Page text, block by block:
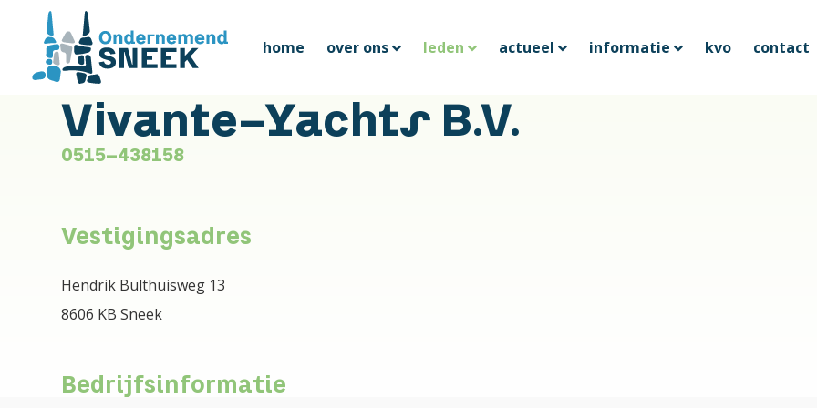
home over ons leden actueel informatie kvo contact
Vivante-Yachts B.V.
0515-438158
Vestigingsadres
Hendrik Bulthuisweg 13
8606 KB Sneek
Bedrijfsinformatie